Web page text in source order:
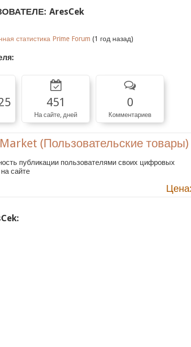
AresCek
статистика Prime Forum (1 год назад)
451
На сайте, дней
0
Комментариев
(Пользовательские товары)
публикации пользователями своих цифровых
сайте